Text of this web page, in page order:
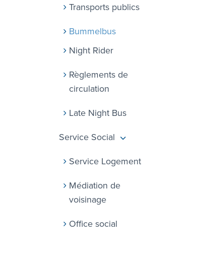
Transports publics
Bummelbus
Night Rider
Règlements de
circulation
Late Night Bus
Service Social
Service Logement
Médiation de
voisinage
Office social